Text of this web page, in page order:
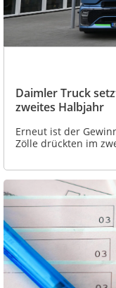
Daimler Truck
zweites Halbjahr
Erneut ist der
Zölle drückten im